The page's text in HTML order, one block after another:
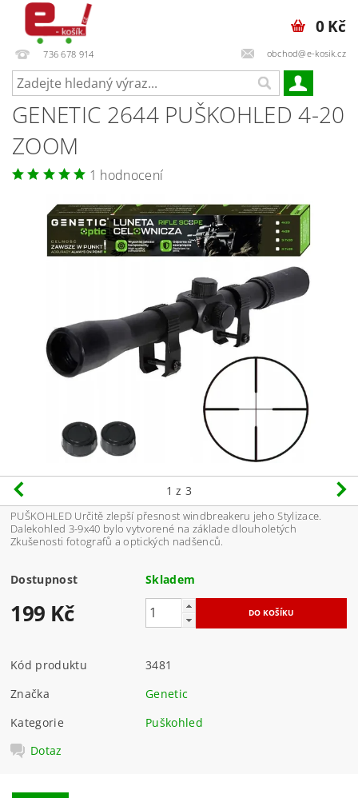
736 678 914 obchod@e-kosik.cz
0 Kč
GENETIC 2644 PUŠKOHLED 4-20
ZOOM
1 hodnocení
1 z 3
PUŠKOHLED Určitě zlepší přesnost windbreakeru jeho Stylizace.
Dalekohled 3-9x40 bylo vytvorené na základe dlouholetých
Zkušenosti fotografů a optických nadšenců.
Dostupnost Skladem
199 Kč
Kód produktu
3481
Značka
Genetic
Kategorie
Puškohled
Dotaz